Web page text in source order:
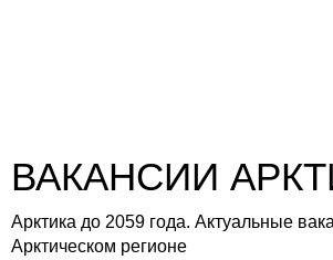
ВАКАНСИИ
Арктика до 2059 года. Актуальные
Арктическом регионе